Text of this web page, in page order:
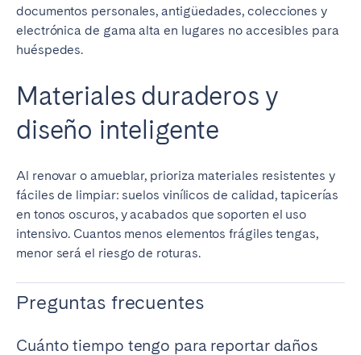
documentos personales, antigüedades, colecciones y
electrónica de gama alta en lugares no accesibles para
huéspedes.
Materiales duraderos y
diseño inteligente
Al renovar o amueblar, prioriza materiales resistentes y
fáciles de limpiar: suelos vinílicos de calidad, tapicerías
en tonos oscuros, y acabados que soporten el uso
intensivo. Cuantos menos elementos frágiles tengas,
menor será el riesgo de roturas.
Preguntas frecuentes
Cuánto tiempo tengo para reportar daños